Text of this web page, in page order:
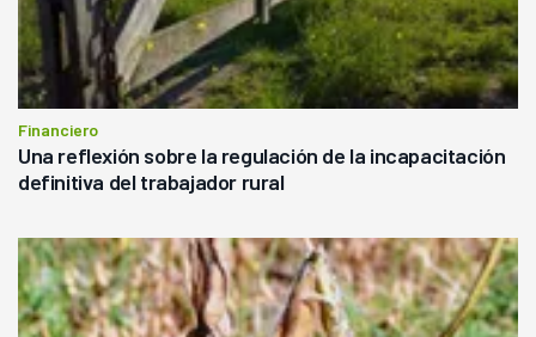
Financiero
Una reflexión sobre la regulación de la incapacitación
definitiva del trabajador rural